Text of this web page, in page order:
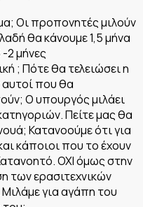
Οι προπονητές μιλούν
θα κάνουμε 1,5 μήνα
2 μήνες
; Πότε θα τελειώσει η
που θα
Ο υπουργός μιλάει
Πείτε μας θα
Κατανοούμε ότι για
κάποιοι που το έχουν
ΟΧΙ όμως στην
των ερασιτεχνικών
για αγάπη του